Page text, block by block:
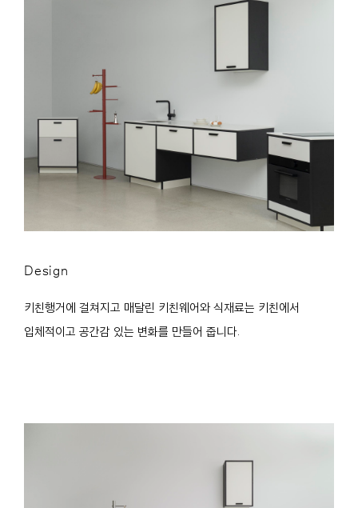
Design
키친행거에 걸쳐지고 매달린 키친웨어와 식재료는 키친에서
입체적이고 공간감 있는 변화를 만들어 줍니다.